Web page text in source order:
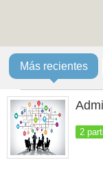
Más recientes
2